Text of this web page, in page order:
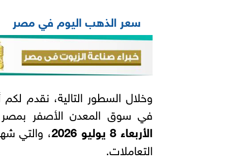
سعر الذهب اليوم في مصر
وخلال السطور التالية، نقدم
في سوق المعدن الأصفر بمصر
الأربعاء 8 يوليو 2026 ، والتي
التعاملات.